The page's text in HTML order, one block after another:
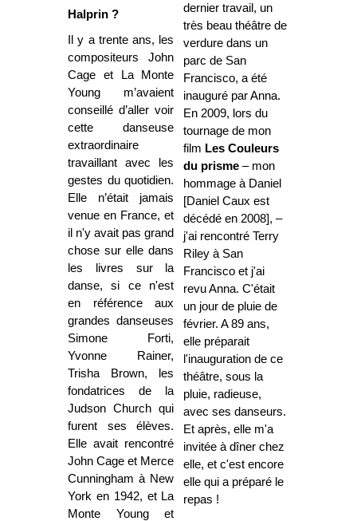
Halprin ?
Il y a trente ans, les
compositeurs John
Cage et La Monte
Young m’avaient
conseillé d’aller voir
cette danseuse
extraordinaire
travaillant avec les
gestes du quotidien.
Elle n’était jamais
venue en France, et
il n'y avait pas grand
chose sur elle dans
les livres sur la
danse, si ce n'est
en référence aux
grandes danseuses
Simone Forti,
Yvonne Rainer,
Trisha Brown, les
fondatrices de la
Judson Church qui
furent ses élèves.
Elle avait rencontré
John Cage et Merce
Cunningham à New
York en 1942, et La
Monte Young et
dernier travail, un
très beau théâtre de
verdure dans un
parc de San
Francisco, a été
inauguré par Anna.
En 2009, lors du
tournage de mon
film Les Couleurs
du prisme– mon
hommage à Daniel
[Daniel Caux est
décédé en 2008], –
j'ai rencontré Terry
Riley à San
Francisco et j'ai
revu Anna. C'était
un jour de pluie de
février. A 89 ans,
elle préparait
l'inauguration de ce
théâtre, sous la
pluie, radieuse,
avec ses danseurs.
Et après, elle m'a
invitée à dîner chez
elle, et c'est encore
elle qui a préparé le
repas !